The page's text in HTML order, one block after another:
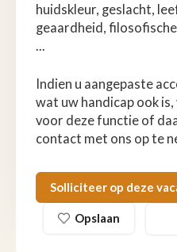
huidskleur, geslacht,
geaardheid,
...
Indien u aangepaste
wat uw handicap ook
voor deze functie of
contact met ons op te
Solliciteer op deze
Opslaan